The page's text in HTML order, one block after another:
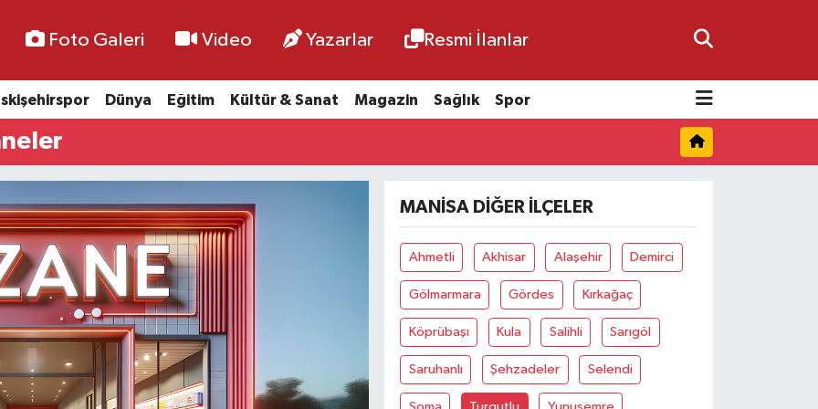
Foto Galeri Video Yazarlar Resmi İlanlar
Dünya Eğitim Kültür & Sanat Magazin Sağlık Spor
MANISA DIĞER İLÇELER
Ahmetli Akhisar Alaşehir Demirci
Gölmarmara Gördes Kırkağaç
Köprübaşı Kula Salihli Sarıgöl
Saruhanlı Şehzadeler Selendi